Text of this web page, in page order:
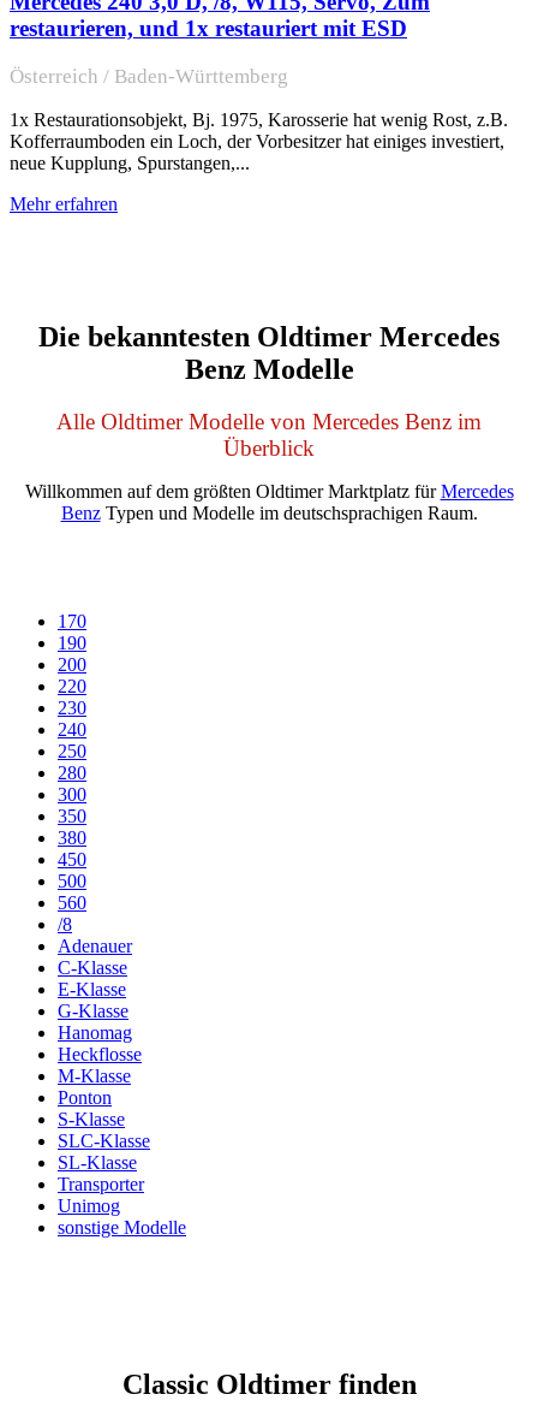
restaurieren, und 1x restauriert mit ESD
Österreich / Baden-Württemberg
1x Restaurationsobjekt, Bj. 1975, Karosserie hat wenig Rost, z.B.
Kofferraumboden ein Loch, der Vorbesitzer hat einiges investiert,
neue Kupplung, Spurstangen,...
Mehr erfahren
Die bekanntesten Oldtimer Mercedes
Benz Modelle
Alle Oldtimer Modelle von Mercedes Benz im
Überblick
Willkommen auf dem größten Oldtimer Marktplatz fürMercedes
BenzTypen und Modelle im deutschsprachigen Raum.
170
190
200
220
230
240
250
280
300
350
380
450
500
560
/8
Adenauer
C-Klasse
E-Klasse
G-Klasse
Hanomag
Heckflosse
M-Klasse
Ponton
S-Klasse
SLC-Klasse
SL-Klasse
Transporter
Unimog
sonstige Modelle
Classic Oldtimer finden